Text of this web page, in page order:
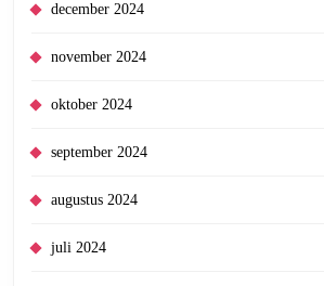
december 2024
november 2024
oktober 2024
september 2024
augustus 2024
juli 2024